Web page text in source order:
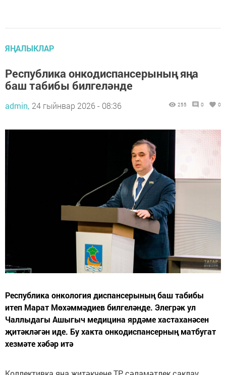
ЯҢАЛЫКЛАР
Республика онкодиспансерының яңа
баш табибы билгеләнде
admin, 24 гыйнвар 2026 - 08:36 255 0 0
Республика онкология диспансерының баш табибы
итеп Марат Мөхәммәдиев билгеләнде. Элегрәк ул
Чаллыдагы Ашыгыч медицина ярдәме хастаханәсен
җитәкләгән иде. Бу хакта онкодиспансерның матбугат
хезмәте хәбәр итә